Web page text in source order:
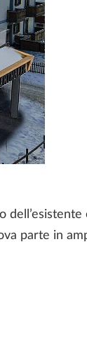
dell’esistente
parte in